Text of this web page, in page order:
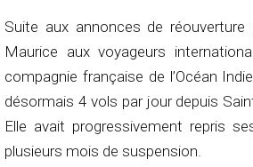
Suite aux annonces de réouverture
Maurice aux voyageurs
compagnie française de l’Océan
désormais 4 vols par jour depuis
Elle avait progressivement repris
plusieurs mois de suspension.